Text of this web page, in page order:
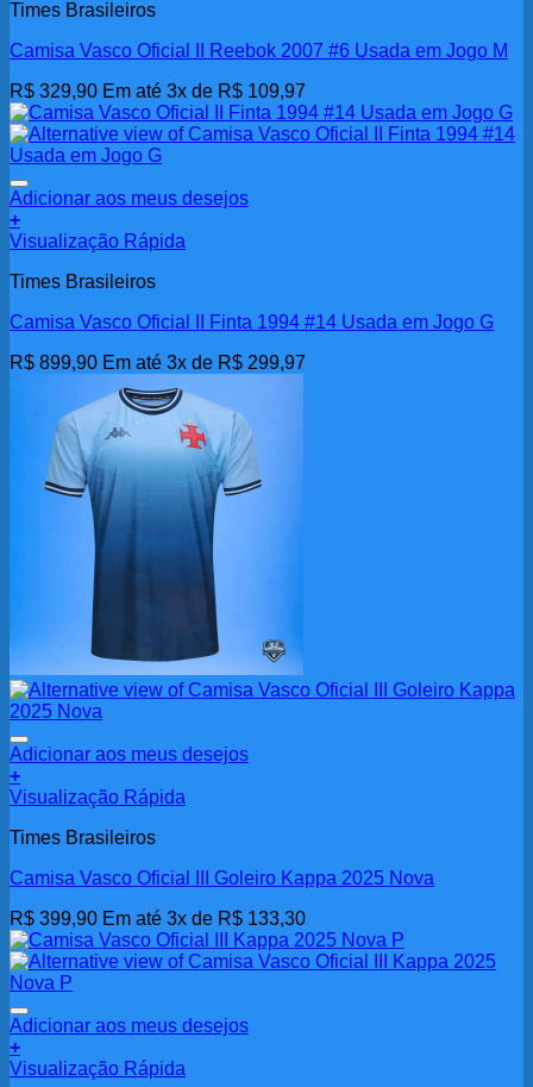
Times Brasileiros
Camisa Vasco Oficial II Reebok 2007 #6 Usada em Jogo M
R$ 329,90 Em até 3x de R$ 109,97
Adicionar aos meus desejos
+
Visualização Rápida
Times Brasileiros
Camisa Vasco Oficial II Finta 1994 #14 Usada em Jogo G
R$ 899,90 Em até 3x de R$ 299,97
Adicionar aos meus desejos
+
Este
tem
variantes.
opções
podem
ser
escolhidas
na
página
do
produto
Visualização Rápida
Times Brasileiros
Camisa Vasco Oficial III Goleiro Kappa 2025 Nova
R$ 399,90 Em até 3x de R$ 133,30
Adicionar aos meus desejos
+
Visualização Rápida